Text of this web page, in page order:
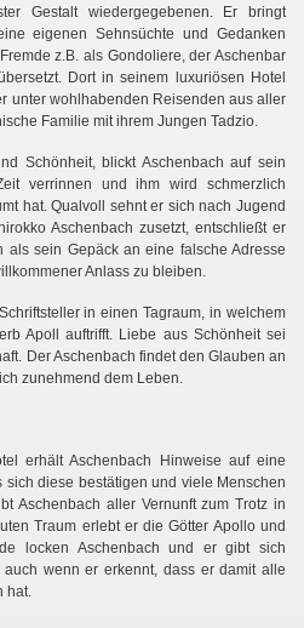
Gestalt wiedergegebenen. Er bringt
eigenen Sehnsüchte und Gedanken
z.B. als Gondoliere, der Aschenbar
Dort in seinem luxuriösen Hotel
unter wohlhabenden Reisenden aus aller
Familie mit ihrem Jungen Tadzio.
Schönheit, blickt Aschenbach auf sein
verrinnen und ihm wird schmerzlich
hat. Qualvoll sehnt er sich nach Jugend
Aschenbach zusetzt, entschließt er
als sein Gepäck an eine falsche Adresse
Anlass zu bleiben.
in einen Tagraum, in welchem
Apoll auftrifft. Liebe aus Schönheit sei
Der Aschenbach findet den Glauben an
zunehmend dem Leben.
erhält Aschenbach Hinweise auf eine
diese bestätigen und viele Menschen
Aschenbach aller Vernunft zum Trotz in
Traum erlebt er die Götter Apollo und
locken Aschenbach und er gibt sich
wenn er erkennt, dass er damit alle
hat.